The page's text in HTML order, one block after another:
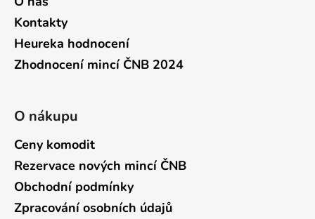
Kontakty
Heureka hodnocení
Zhodnocení mincí ČNB 2024
O nákupu
Ceny komodit
Rezervace nových mincí ČNB
Obchodní podmínky
Zpracování osobních údajů